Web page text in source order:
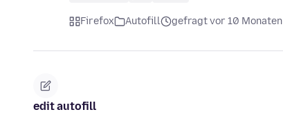
Firefox Autofill gefragt vor 10 Monaten
edit autofill